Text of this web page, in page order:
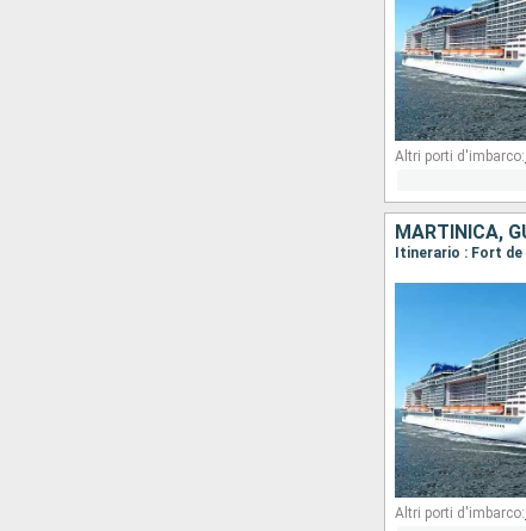
Altri porti d'imbarco:
Altri porti d'imbarco: